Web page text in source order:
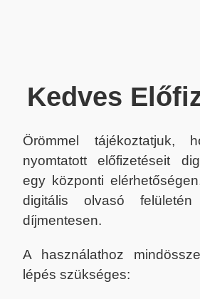
Kedves
Örömmel tájékoztatjuk,
nyomtatott előfizetéseit
egy központi
digitális olvasó
díjmentesen.
A használathoz
lépés szükséges: